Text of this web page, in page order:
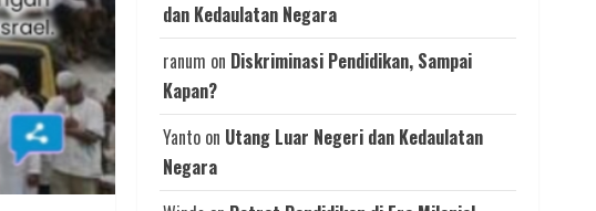
dan Kedaulatan Negara
ranum on Diskriminasi Pendidikan, Sampai
Kapan?
Yanto on Utang Luar Negeri dan Kedaulatan
Negara